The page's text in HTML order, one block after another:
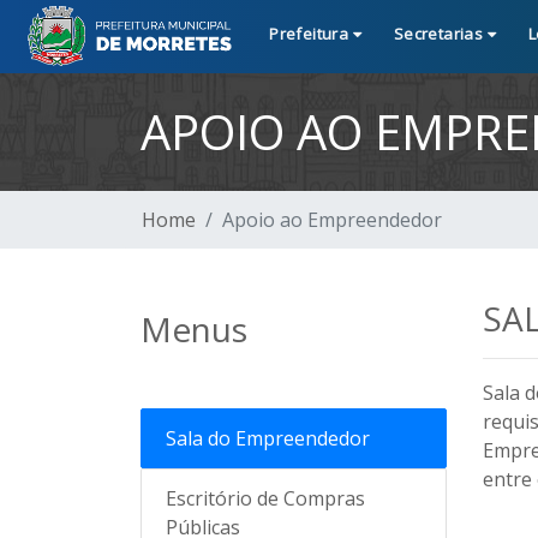
Prefeitura Secretarias
APOIO AO
Home Apoio ao Empreendedor
Menus
Sala do Empreendedor
Escritório de Compras
Públicas
Sala
entre